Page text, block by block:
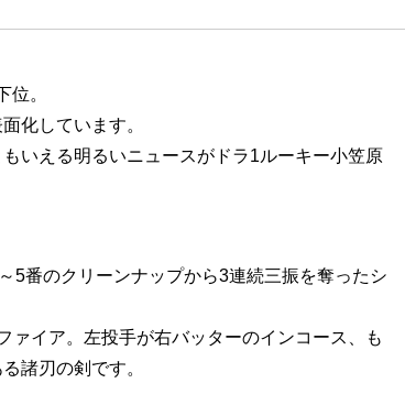
位。
化しています。
いえる明るいニュースがドラ1ルーキー小笠原
5番のクリーンナップから3連続三振を奪ったシ
ァイア。左投手が右バッターのインコース、も
諸刃の剣です。